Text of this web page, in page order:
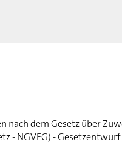
dem Gesetz über
- NGVFG) -